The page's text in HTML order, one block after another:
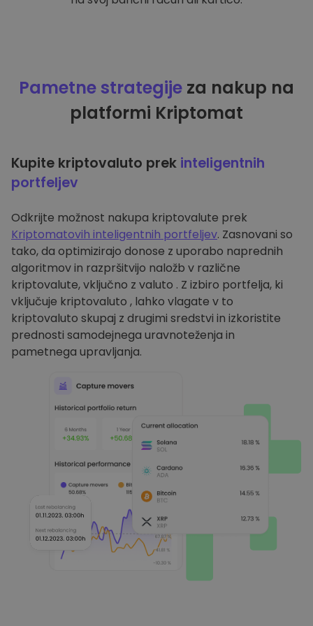
Pametne strategije za nakup na
platformi Kriptomat
Kupite kriptovaluto prek inteligentnih
portfeljev
Odkrijte možnost nakupa kriptovalute prek
Kriptomatovih inteligentnih portfeljev. Zasnovani so
tako, da optimizirajo donose z uporabo naprednih
algoritmov in razpršitvijo naložb v različne
kriptovalute, vključno z valuto . Z izbiro portfelja, ki
vključuje kriptovaluto , lahko vlagate v to
kriptovaluto skupaj z drugimi sredstvi in izkoristite
prednosti samodejnega uravnoteženja in
pametnega upravljanja.